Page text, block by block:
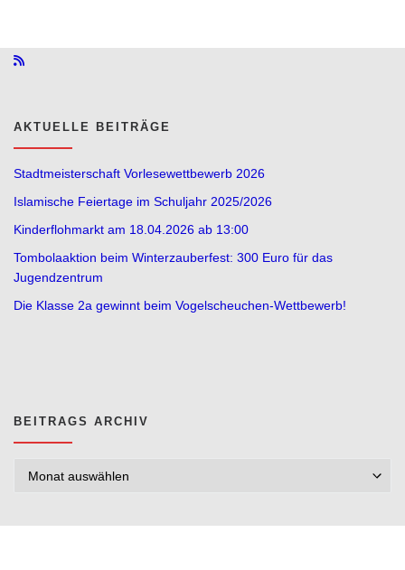
AKTUELLE BEITRÄGE
Stadtmeisterschaft Vorlesewettbewerb 2026
Islamische Feiertage im Schuljahr 2025/2026
Kinderflohmarkt am 18.04.2026 ab 13:00
Tombolaaktion beim Winterzauberfest: 300 Euro für das
Jugendzentrum
Die Klasse 2a gewinnt beim Vogelscheuchen-Wettbewerb!
BEITRAGS ARCHIV